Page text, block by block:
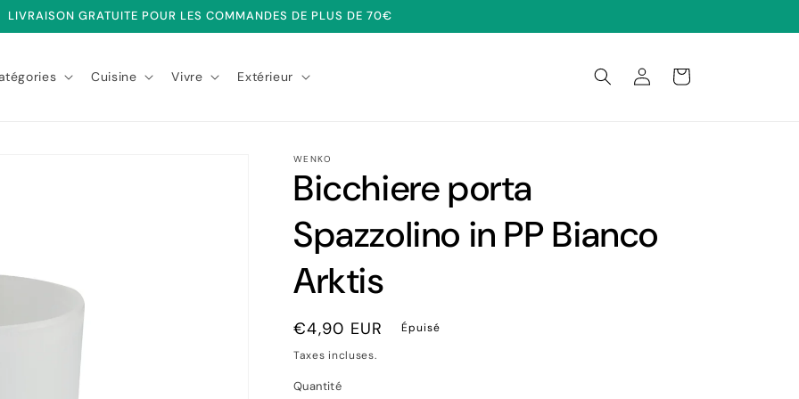
LIVRAISON GRATUITE POUR LES COMMANDES DE PLUS DE 70€
Cuisine Vivre Extérieur ConnexionPanier
WENKO
Bicchiere porta
Spazzolino in PP Bianco
Arktis
Prix
habituel
€4,90 EUR
Épuisé
Taxes incluses.
Quantité